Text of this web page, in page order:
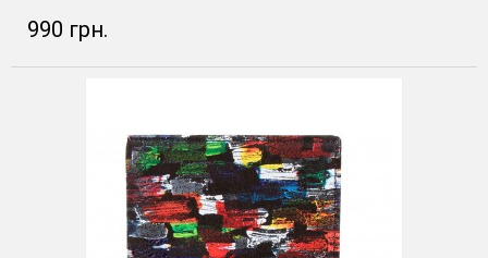
990 грн.